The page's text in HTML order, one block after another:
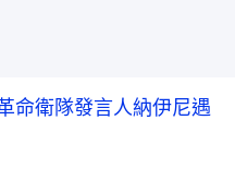
命衛隊發言人納伊尼遇